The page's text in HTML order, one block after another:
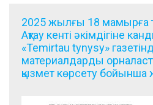
2025 жылғы 18 мамырға
Ақтау кенті әкімдігіне
«Temirtau tynysy»
материалдарды
қызмет көрсету бойынша